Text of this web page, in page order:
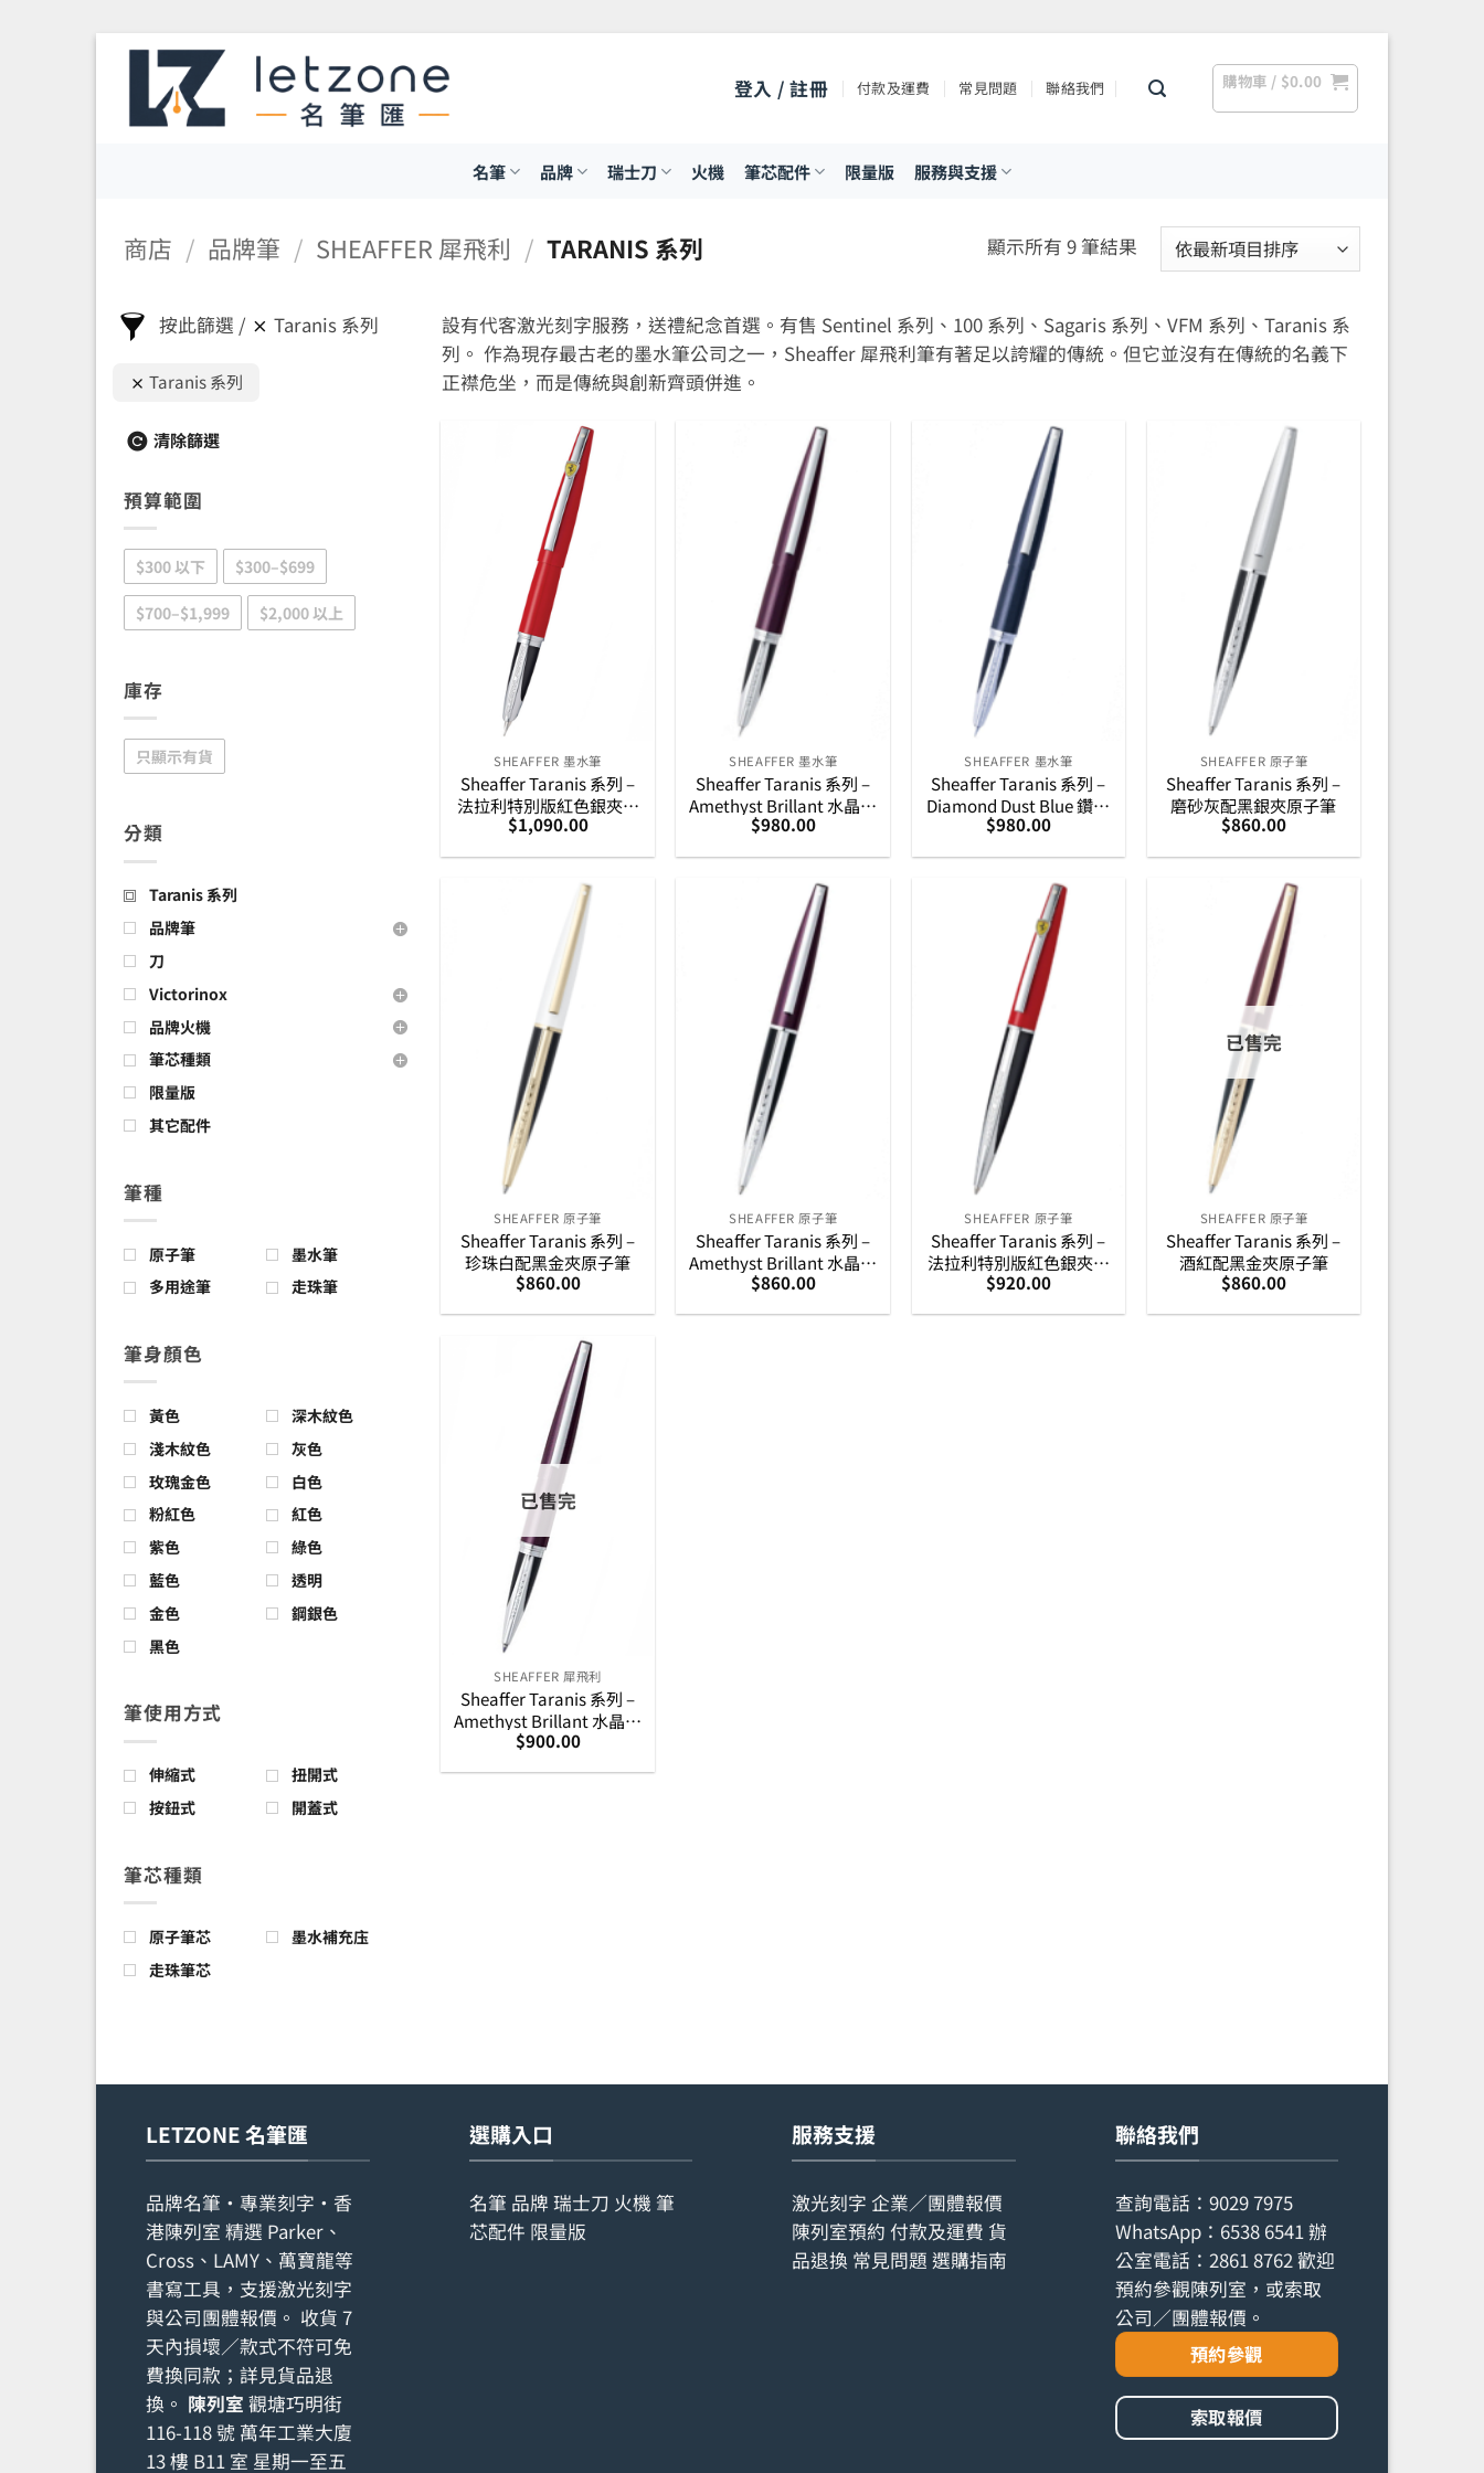
Skip
content
登入 / 註冊 付款及運費 常見問題 聯絡我們 購物車 / $0.00
名筆 品牌 瑞士刀 火機 筆芯配件 限量版 服務與支援
商店 / 品牌筆 / SHEAFFER 犀飛利 / TARANIS 系列 顯示所有 9 筆結果
項
目
按此篩選 Taranis 系列
Taranis 系列
清除篩選
預算範圍
$300 以下 $300–$699
$700–$1,999 $2,000 以上
庫存
只顯示有貨
分類
Taranis 系列
品牌筆
刀
Victorinox
品牌火機
筆芯種類
限量版
其它配件
筆種
原子筆
墨水筆
多用途筆
走珠筆
筆身顏色
黃色
深木紋色
淺木紋色
灰色
玫瑰金色
白色
粉紅色
紅色
紫色
綠色
藍色
透明
金色
鋼銀色
黑色
筆使用方式
伸縮式
扭開式
按鈕式
開蓋式
筆芯種類
原子筆芯
墨水補充庒
走珠筆芯
設有代客激光刻字服務，送禮紀念首選。有售 Sentinel 系列、100 系列、Sagaris 系列、VFM 系列、Taranis 系
列。 作為現存最古老的墨水筆公司之一，Sheaffer 犀飛利筆有著足以誇耀的傳統。但它並沒有在傳統的名義下
正襟危坐，而是傳統與創新齊頭併進。
SHEAFFER 墨水筆
Sheaffer Taranis 系列 –
法拉利特別版紅色銀夾墨
水筆
$1,090.00
SHEAFFER 墨水筆
Sheaffer Taranis 系列 –
Amethyst Brillant 水晶紫
銀夾墨水筆
$980.00
SHEAFFER 墨水筆
Sheaffer Taranis 系列 –
Diamond Dust Blue 鑽石
閃藍銀夾墨水筆
$980.00
SHEAFFER 原子筆
Sheaffer Taranis 系列 –
磨砂灰配黑銀夾原子筆
$860.00
SHEAFFER 原子筆
Sheaffer Taranis 系列 –
珍珠白配黑金夾原子筆
$860.00
SHEAFFER 原子筆
Sheaffer Taranis 系列 –
Amethyst Brillant 水晶紫
配黑銀夾原子筆
$860.00
SHEAFFER 原子筆
Sheaffer Taranis 系列 –
法拉利特別版紅色銀夾原
子筆
$920.00
已售完
SHEAFFER 原子筆
Sheaffer Taranis 系列 –
酒紅配黑金夾原子筆
$860.00
已售完
SHEAFFER 犀飛利
Sheaffer Taranis 系列 –
Amethyst Brillant 水晶紫
銀夾走珠筆
$900.00
LETZONE 名筆匯
品牌名筆・專業刻字・香
港陳列室 精選 Parker、
Cross、LAMY、萬寶龍等
書寫工具，支援激光刻字
與公司團體報價。 收貨 7
天內損壞／款式不符可免
費換同款；詳見貨品退
換 。 陳列室 觀塘巧明街
116-118 號 萬年工業大廈
13 樓 B11 室 星期一至五
選購入口
名筆 品牌 瑞士刀 火機 筆
芯配件 限量版
服務支援
激光刻字 企業／團體報價
陳列室預約 付款及運費 貨
品退換 常見問題 選購指南
聯絡我們
查詢電話： 9029 7975
WhatsApp： 6538 6541辦
公室電話： 2861 8762歡迎
預約參觀陳列室，或索取
公司／團體報價。
預約參觀
索取報價